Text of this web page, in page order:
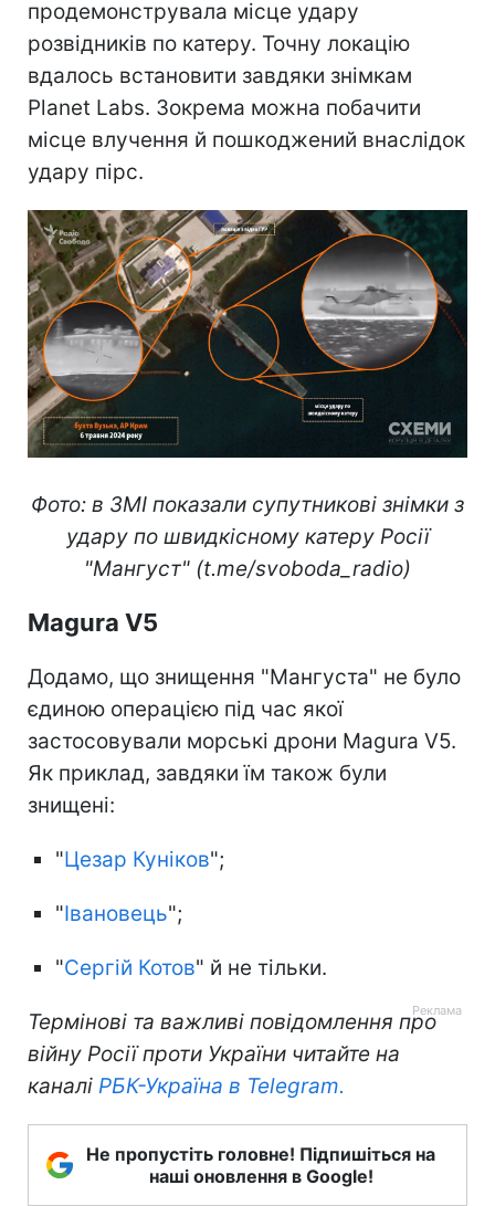
продемонструвала місце удару
розвідників по катеру. Точну локацію
вдалось встановити завдяки знімкам
Planet Labs. Зокрема можна побачити
місце влучення й пошкоджений внаслідок
удару пірс.
Фото: в ЗМІ показали супутникові знімки з
удару по швидкісному катеру Росії
"Мангуст" (t.me/svoboda_radio)
Magura V5
Додамо, що знищення "Мангуста" не було
єдиною операцією під час якої
застосовували морські дрони Magura V5.
Як приклад, завдяки їм також були
знищені:
"Цезар Куніков";
"Івановець";
"Сергій Котов" й не тільки.
Термінові та важливі повідомлення про
війну Росії проти України читайте на
каналі РБК-Україна в Telegram.
Не пропустіть головне! Підпишіться на
наші оновлення в Google!